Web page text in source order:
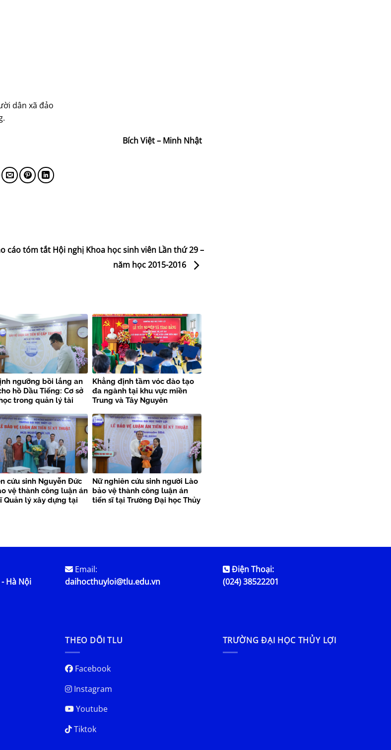
dân xã đảo
Bích Việt – Minh Nhật
cáo tóm tắt Hội nghị Khoa học sinh viên Lần thứ 29 –
năm học 2015-2016
ngưỡng bồi lắng an
hồ Dầu Tiếng: Cơ sở
trong quản lý tài
Khẳng định tầm vóc đào tạo
đa ngành tại khu vực miền
Trung và Tây Nguyên
cứu sinh Nguyễn Đức
vệ thành công luận án
Quản lý xây dựng tại
Nữ nghiên cứu sinh người Lào
bảo vệ thành công luận án
tiến sĩ tại Trường Đại học Thủy
Hà Nội
Email:
daihocthuyloi@tlu.edu.vn
Điện Thoại:
(024) 38522201
THEO DÕI TLU
Facebook
Instagram
Youtube
Tiktok
TRƯỜNG ĐẠI HỌC THỦY LỢI